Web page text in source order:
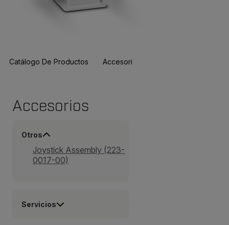
Catálogo De Productos Accesorios
Accesorios
Otros
Joystick Assembly (223-
0017-00)
Servicios